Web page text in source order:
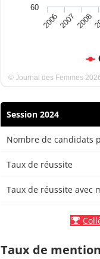
200620072008
60
© Journal des Femmes
Session 2024
Nombre de candidats
Taux de réussite
Taux de réussite avec
Taux de